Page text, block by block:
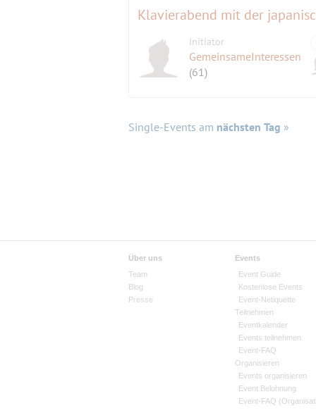
Klavierabend mit der
Initiator
GemeinsameInteressen
(61)
Single-Events am nächsten Tag »
Über uns
Team
Blog
Presse
Events
Event Guide
Kostenlose Events
Event-Netiquette
Teilnehmen
Eventkalender
Events teilnehmen
Event-FAQ
Organisieren
Events organisieren
Event Belohnung
Event-FAQ